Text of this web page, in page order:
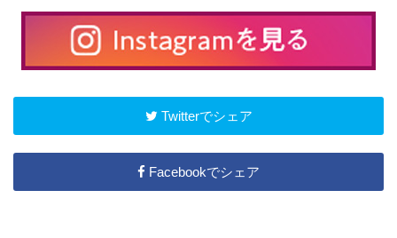
Twitterでシェア
Facebookでシェア